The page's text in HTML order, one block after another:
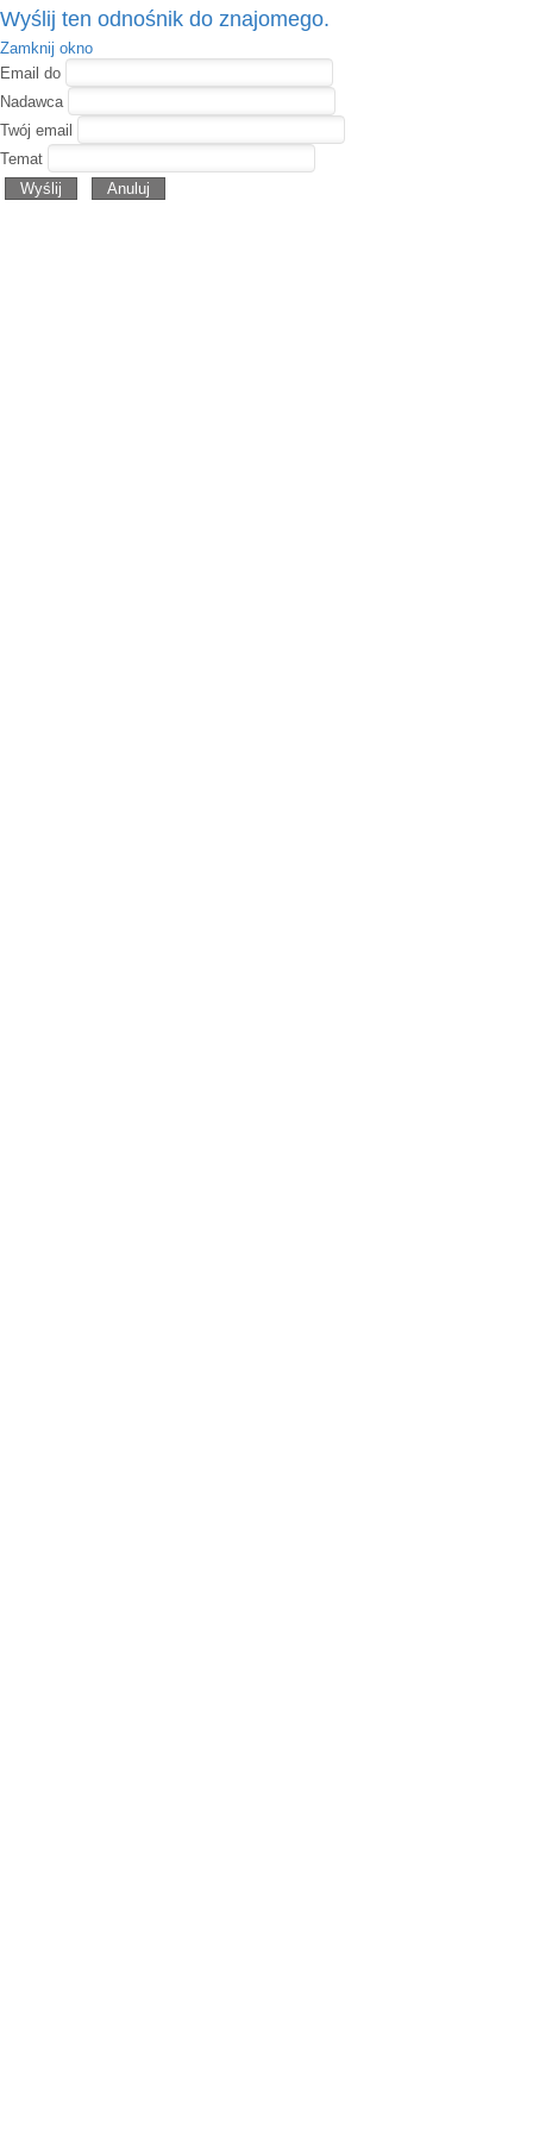
Wyślij ten odnośnik do znajomego.
Zamknij okno
Email do
Nadawca
Twój email
Temat
Wyślij
Anuluj